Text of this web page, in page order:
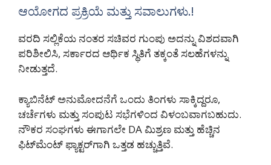
ಆಯೋಗದ ಪ್ರಕ್ರಿಯೆ ಮತ್ತು ಸವಾಲುಗಳು.!
ವರದಿ ಸಲ್ಲಿಕೆಯ ನಂತರ ಸಚಿವರ ಗುಂಪು ಅದನ್ನು ವಿಶದವಾಗಿ
ಪರಿಶೀಲಿಸಿ, ಸರ್ಕಾರದ ಆರ್ಥಿಕ ಸ್ಥಿತಿಗೆ ತಕ್ಕಂತೆ ಸಲಹೆಗಳನ್ನು
ನೀಡುತ್ತದೆ.
ಕ್ಯಾಬಿನೆಟ್ ಅನುಮೋದನೆಗೆ ಒಂದು ತಿಂಗಳು ಸಾಕ್ಕಿದ್ದರೂ,
ಚರ್ಚೆಗಳು ಮತ್ತು ಸಂಪುಟ ಸಭೆಗಳಿಂದ ವಿಳಂಬವಾಗಬಹುದು.
ನೌಕರ ಸಂಘಗಳು ಈಗಾಗಲೇ DA ಮಿಶ್ರಣ ಮತ್ತು ಹೆಚ್ಚಿನ
ಫಿಟ್‌ಮೆಂಟ್ ಫ್ಯಾಕ್ಟರ್‌ಗಾಗಿ ಒತ್ತಡ ಹಚ್ಚುತ್ತಿವೆ.